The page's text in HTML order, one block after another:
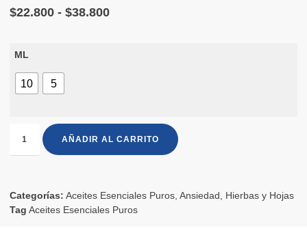
$22.800 - $38.800
ML
10 5
AÑADIR AL CARRITO
Categorías: Aceites Esenciales Puros Ansiedad
Hierbas y Hojas
Tag Aceites Esenciales Puros